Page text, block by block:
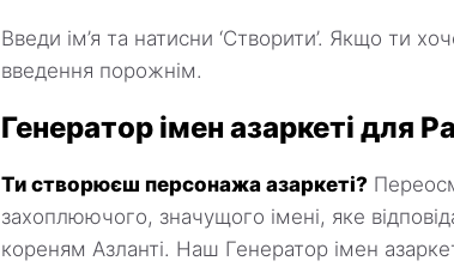
Введи ім’я та натисни ‘Створити’. Якщо ти
введення порожнім.
Генератор імен азаркеті для
Ти створюєш персонажа азаркеті?
захоплюючого, значущого імені, яке
кореням Азланті. Наш Генератор імен